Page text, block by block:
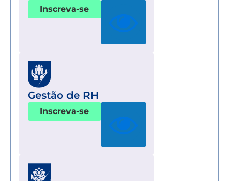
Inscreva-se
Gestão de RH
Inscreva-se